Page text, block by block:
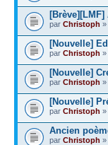
par Christoph »
[Nouvelle]
par Christoph »
[Nouvelle]
par Christoph »
[Nouvelle]
par Christoph »
Ancien
par Christoph »